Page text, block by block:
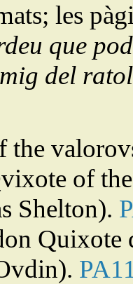
les
que
del
the
of
Shelton).
Quixote